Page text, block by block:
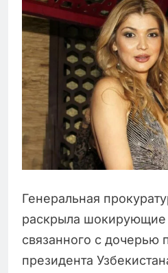
Генеральная
раскрыла шокирующие
связанного с дочерью
президента